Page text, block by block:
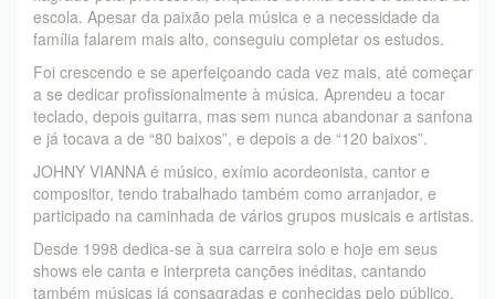
escola. Apesar da paixão pela música e a necessidade da
família falarem mais alto, conseguiu completar os estudos.
Foi crescendo e se aperfeiçoando cada vez mais, até começar
a se dedicar profissionalmente à música. Aprendeu a tocar
teclado, depois guitarra, mas sem nunca abandonar a sanfona
e já tocava a de “80 baixos”, e depois a de “120 baixos”.
JOHNY VIANNA é músico, exímio acordeonista, cantor e
compositor, tendo trabalhado também como arranjador, e
participado na caminhada de vários grupos musicais e artistas.
Desde 1998 dedica-se à sua carreira solo e hoje em seus
shows ele canta e interpreta canções inéditas, cantando
também músicas já consagradas e conhecidas pelo público,